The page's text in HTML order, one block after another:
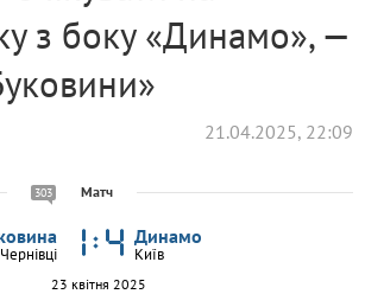
з боку «Динамо», —
21.04.2025, 22:09
303 Матч
Чернівці
Динамо
Київ
23 квітня 2025